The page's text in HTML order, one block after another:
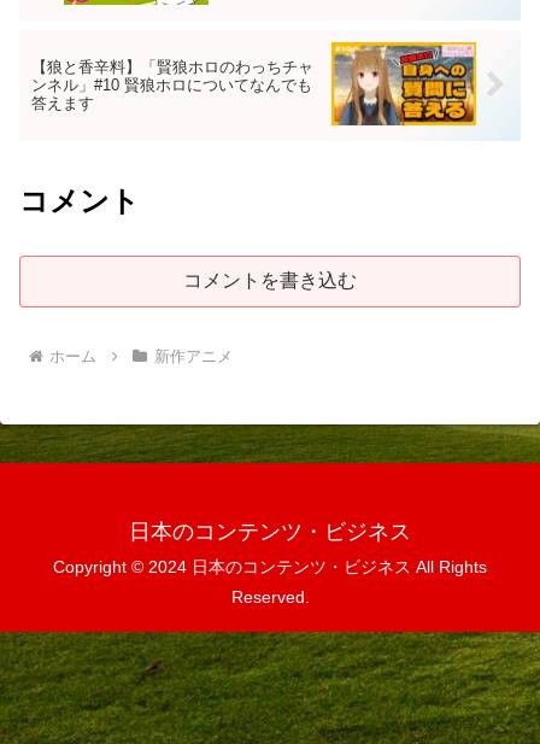
【狼と香辛料】「賢狼ホロのわっちチャ
ンネル」#10 賢狼ホロについてなんでも
答えます
コメント
コメントを書き込む
ホーム 新作アニメ
日本のコンテンツ・ビジネス
Copyright © 2024 日本のコンテンツ・ビジネス All Rights
Reserved.